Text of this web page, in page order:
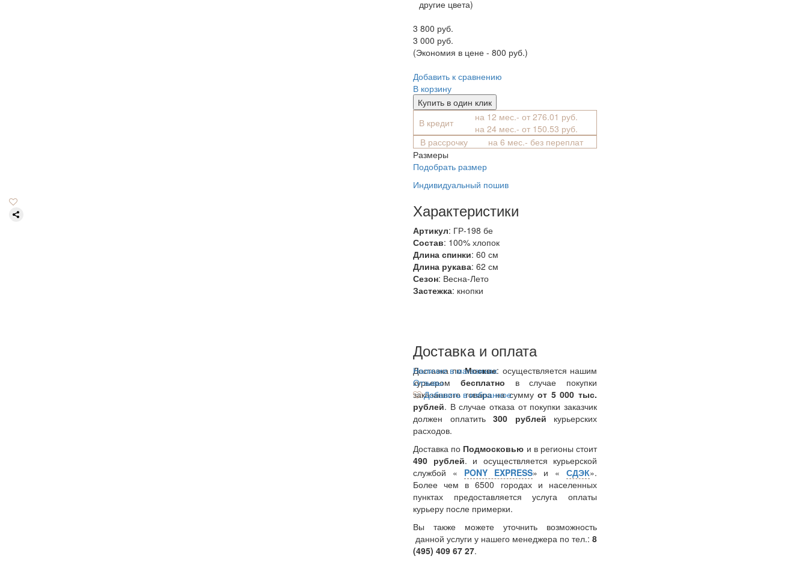
другие цвета)
3 800 руб.
3 000 руб.
(Экономия в цене - 800 руб.)
Добавить к сравнению
В корзину
Купить в один клик
В кредит
на 12 мес.- от 276.01 руб.
на 24 мес.- от 150.53 руб.
В рассрочку
на 6 мес.- без переплат
Размеры
Подобрать размер
Индивидуальный пошив
Характеристики
Артикул: ГР-198 бе
Состав: 100% хлопок
Длина спинки: 60 см
Длина рукава: 62 см
Сезон: Весна-Лето
Застежка: кнопки
Доставка и оплата
Доставка поМоскве: осуществляется нашим
курьером бесплатно в случае покупки
заказанного товара на суммуот 5 000 тыс.
рублей. В случае отказа от покупки заказчик
должен оплатить 300 рублей курьерских
расходов.
Доставка по Подмосковью и в регионы стоит
490 рублей. и осуществляется курьерской
службой « PONY EXPRESS» и «СДЭК».
Более чем в 6500 городах и населенных
пунктах предоставляется услуга оплаты
курьеру после примерки.
Вы также можете уточнить возможность
данной услуги у нашего менеджера по тел.: 8
(495) 409 67 27.
Наличие в магазинах
Отзывы
Добавить в избранное